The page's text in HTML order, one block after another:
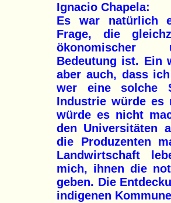
Ignacio Chapela:
Es war natürlich
Frage, die
ökonomischer
Bedeutung ist. Ein
aber auch, dass
wer eine solche
Industrie würde es
würde es nicht
den Universitäten
die Produzenten
Landwirtschaft
mich, ihnen die
geben. Die
indigenen